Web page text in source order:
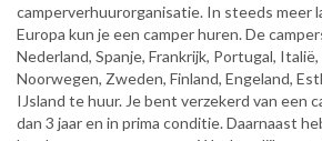
camperverhuurorganisatie. In steeds meer
Europa kun je een camper huren. De
Nederland, Spanje, Frankrijk, Portugal,
Noorwegen, Zweden, Finland, Engeland,
IJsland te huur. Je bent verzekerd van een
dan 3 jaar en in prima conditie. Daarnaast